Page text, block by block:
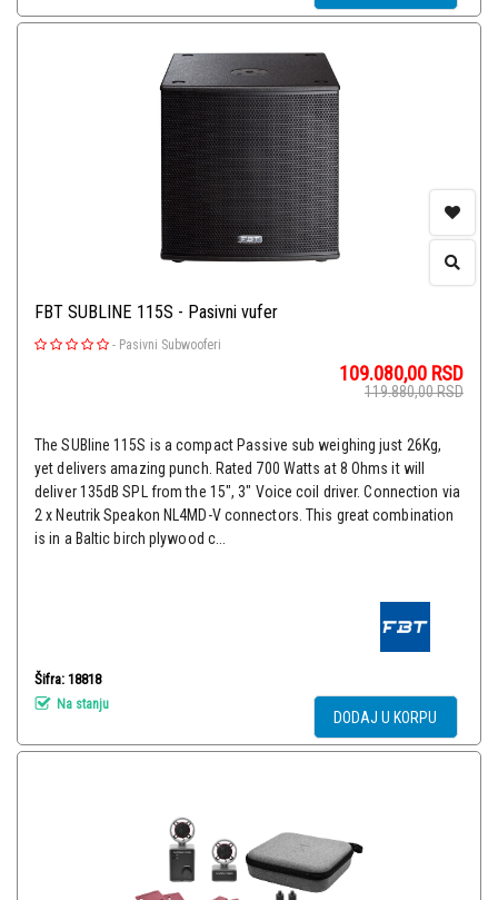
FBT SUBLINE 115S - Pasivni vufer
- Pasivni Subwooferi
109.080,00 RSD
119.880,00RSD
The SUBline 115S is a compact Passive sub weighing just 26Kg,
yet delivers amazing punch. Rated 700 Watts at 8 Ohms it will
deliver 135dB SPL from the 15", 3" Voice coil driver. Connection via
2 x Neutrik Speakon NL4MD-V connectors. This great combination
is in a Baltic birch plywood c...
Šifra: 18818
Na stanju
DODAJ U KORPU